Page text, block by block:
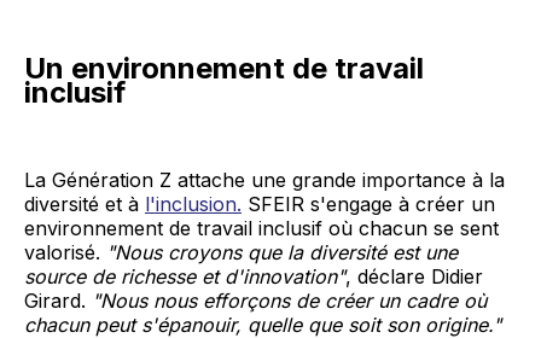
Un environnement de travail
inclusif
La Génération Z attache une grande importance à la
diversité et à l'inclusion. SFEIR s'engage à créer un
environnement de travail inclusif où chacun se sent
valorisé. "Nous croyons que la diversité est une
source de richesse et d'innovation", déclare Didier
Girard. "Nous nous efforçons de créer un cadre où
chacun peut s'épanouir, quelle que soit son origine."